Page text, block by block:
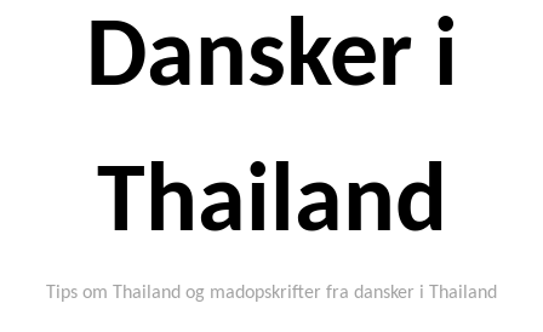
Dansker i
Thailand
Tips om Thailand og madopskrifter fra dansker i Thailand